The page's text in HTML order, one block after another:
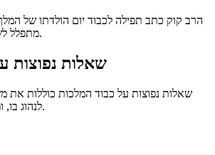
הרב קוק כתב תפילה לכבוד יום הולדתו של
מתפלל לשלום המלכות ולברכתה.
שאלות נפוצות
שאלות נפוצות על כבוד המלכות כוללות את
לנהוג בו, ומתי יש לברך על מלכים.